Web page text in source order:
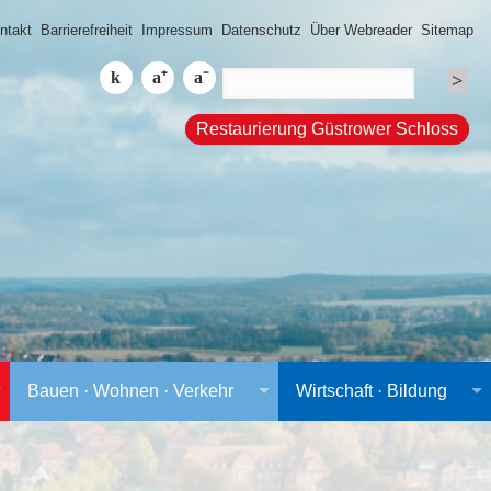
Barrierefreiheit Impressum Datenschutz Über Webreader Sitemap
Restaurierung Güstrower Schloss
Bauen · Wohnen · Verkehr Wirtschaft · Bildung